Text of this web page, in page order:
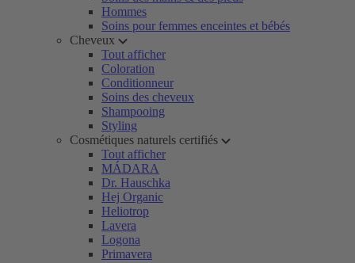
Hommes
Soins pour femmes enceintes et bébés
Cheveux
Tout afficher
Coloration
Conditionneur
Soins des cheveux
Shampooing
Styling
Cosmétiques naturels certifiés
Tout afficher
MÁDARA
Dr. Hauschka
Hej Organic
Heliotrop
Lavera
Logona
Primavera